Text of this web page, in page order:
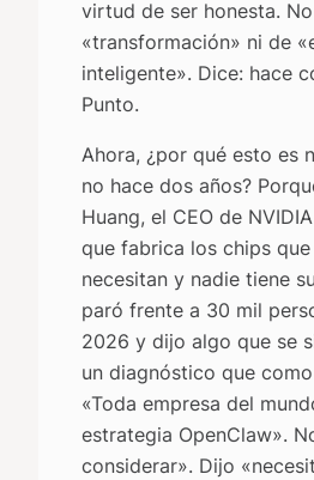
virtud de ser honesta.
«transformación» ni de
inteligente». Dice: hace
Punto.
Ahora, ¿por qué esto es
no hace dos años?
Huang, el CEO de
que fabrica los chips
necesitan y nadie tiene
paró frente a 30 mil
2026 y dijo algo que se
un diagnóstico que
«Toda empresa del
estrategia OpenClaw».
considerar». Dijo